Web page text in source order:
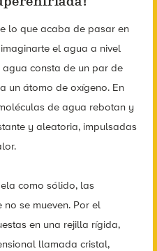
lo que acaba de pasar en
el agua a nivel
consta de un par de
un átomo de oxígeno. En
de agua rebotan y
y aleatoria, impulsadas
como sólido, las
se mueven. Por el
en una rejilla rígida,
llamada cristal,